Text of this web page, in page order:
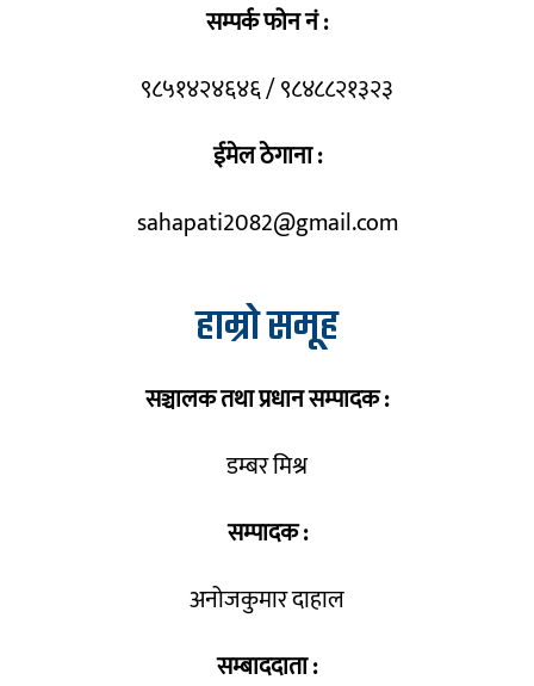
सम्पर्क फोन नं :
९८५१४२४६४६ / ९८४८८२१३२३
ईमेल ठेगाना :
sahapati2082@gmail.com
हाम्रो समूह
सञ्चालक तथा प्रधान सम्पादक :
डम्बर मिश्र
सम्पादक :
अनोजकुमार दाहाल
सम्बाददाता :